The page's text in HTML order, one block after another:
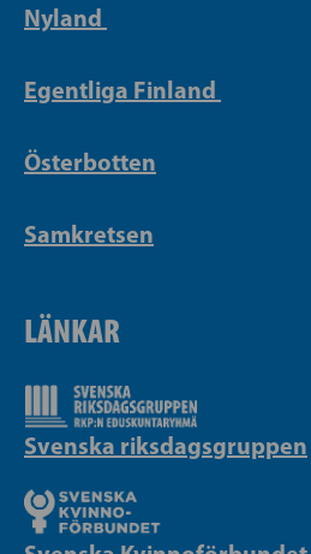
Nyland
Egentliga Finland
Österbotten
Samkretsen
LÄNKAR
Svenska riksdagsgruppen